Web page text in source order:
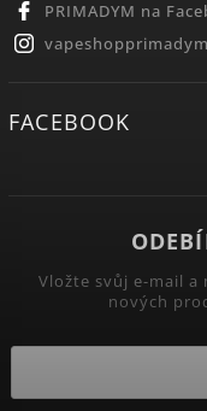
PRIMADYM na
vapeshopprimadym
FACEBOOK
Vložte svůj e-mail a
nových